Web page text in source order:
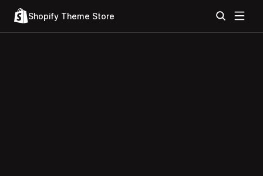
Shopify Theme Store